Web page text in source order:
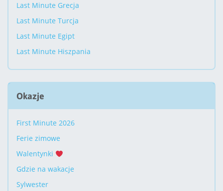
Last Minute Grecja
Last Minute Turcja
Last Minute Egipt
Last Minute Hiszpania
Okazje
First Minute 2026
Ferie zimowe
Walentynki
Gdzie na wakacje
Sylwester